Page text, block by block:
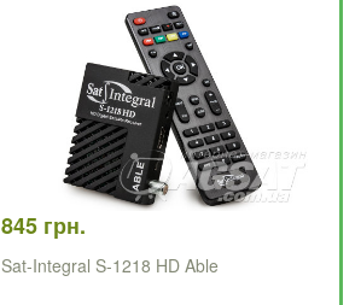
845 грн.
Sat-Integral S-1218 HD Able